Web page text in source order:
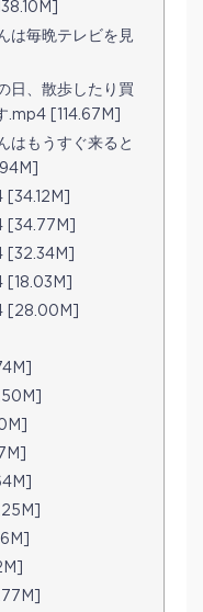
は毎晩テレビを見
日、散歩したり買
.mp4 [114.67M]
はもうすぐ来ると
[34.77M]
[32.34M]
[18.03M]
[28.00M]